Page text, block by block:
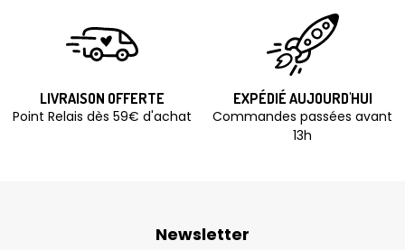
LIVRAISON OFFERTE
Point Relais dès 59€ d'achat
EXPÉDIÉ AUJOURD'HUI
Commandes passées avant
13h
Newsletter